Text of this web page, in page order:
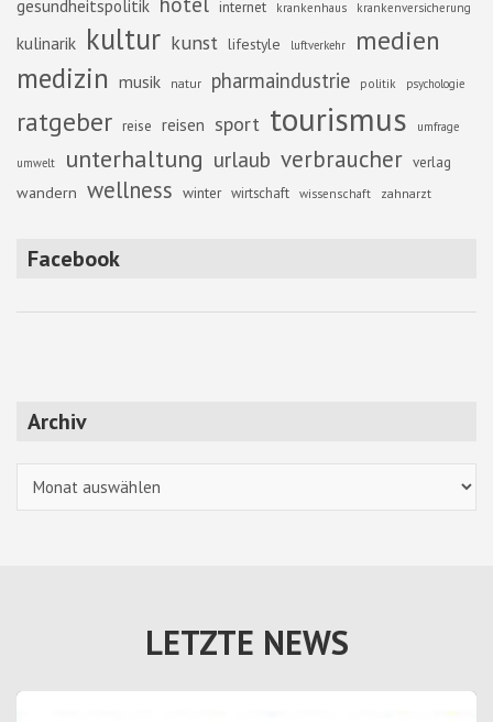
gesundheitspolitik internet krankenhaus krankenversicherung
kulinarik kultur kunst lifestyle luftverkehr medien
medizin musik natur pharmaindustrie politik psychologie
ratgeber reise reisen sport tourismus umfrage
umwelt unterhaltung urlaub verbraucher verlag
wandern wellness winter wirtschaft wissenschaft zahnarzt
Facebook
Archiv
LETZTE NEWS